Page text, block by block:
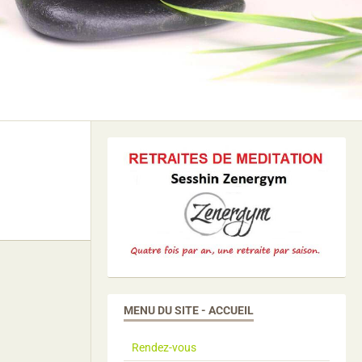
MENU DU SITE - ACCUEIL
Rendez-vous